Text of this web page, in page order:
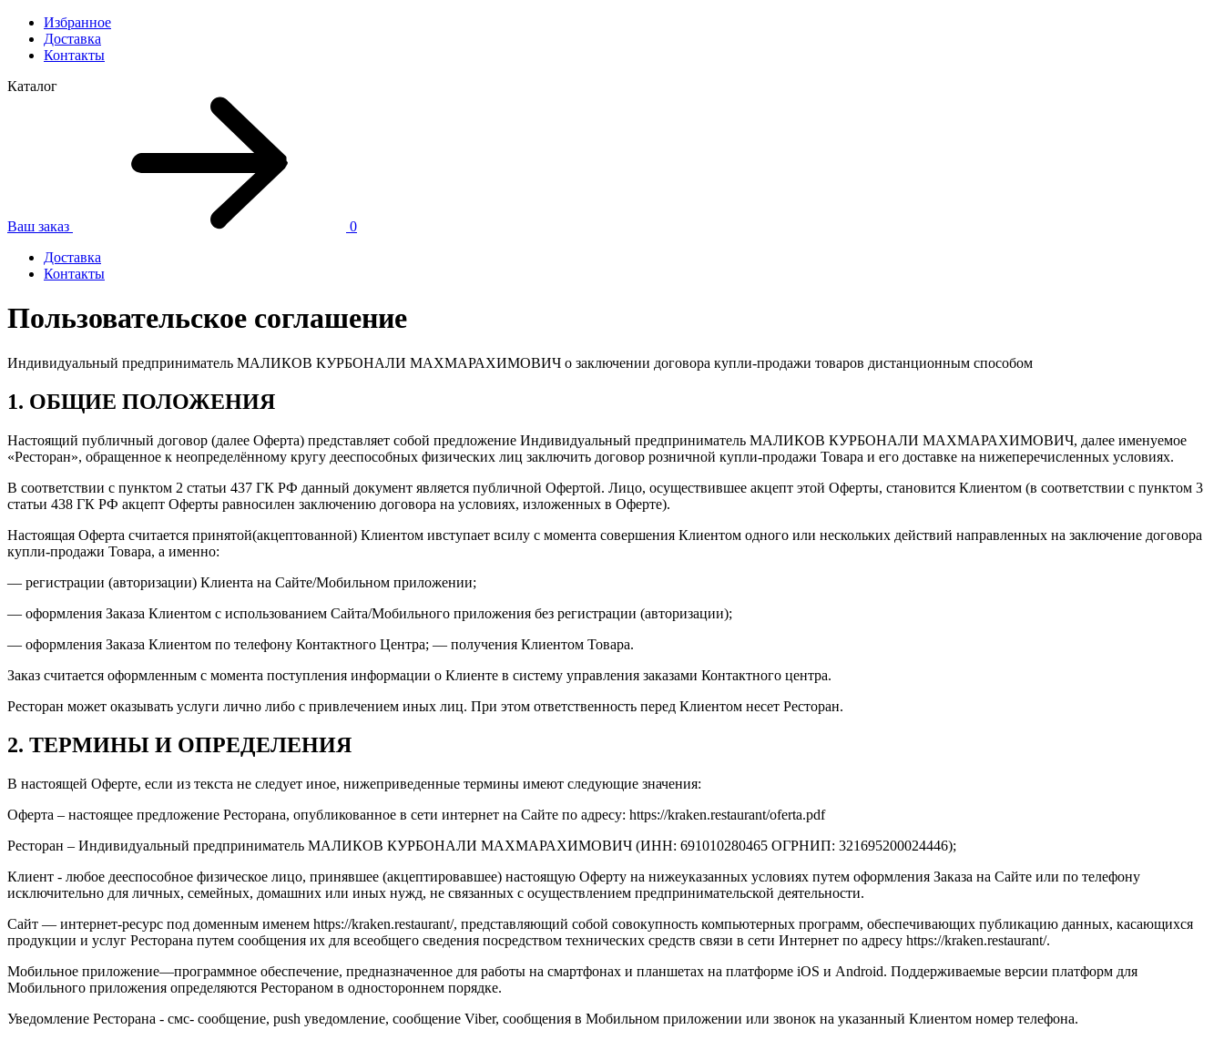
Избранное
Доставка
Контакты
Каталог
Ваш заказ
0
Доставка
Контакты
Пользовательское соглашение
Индивидуальный предприниматель МАЛИКОВ КУРБОНАЛИ МАХМАРАХИМОВИЧ о заключении договора купли-продажи товаров дистанционным способом
1. ОБЩИЕ ПОЛОЖЕНИЯ
Настоящий публичный договор (далее Оферта) представляет собой предложение Индивидуальный предприниматель МАЛИКОВ КУРБОНАЛИ МАХМАРАХИМОВИЧ, далее именуемое
«Ресторан», обращенное к неопределённому кругу дееспособных физических лиц заключить договор розничной купли-продажи Товара и его доставке на нижеперечисленных условиях.
В соответствии с пунктом 2 статьи 437 ГК РФ данный документ является публичной Офертой. Лицо, осуществившее акцепт этой Оферты, становится Клиентом (в соответствии с пунктом 3
статьи 438 ГК РФ акцепт Оферты равносилен заключению договора на условиях, изложенных в Оферте).
Настоящая Оферта считается принятой(акцептованной) Клиентом ивступает всилу с момента совершения Клиентом одного или нескольких действий направленных на заключение договора
купли-продажи Товара, а именно:
— регистрации (авторизации) Клиента на Сайте/Мобильном приложении;
— оформления Заказа Клиентом с использованием Сайта/Мобильного приложения без регистрации (авторизации);
— оформления Заказа Клиентом по телефону Контактного Центра; — получения Клиентом Товара.
Заказ считается оформленным с момента поступления информации о Клиенте в систему управления заказами Контактного центра.
Ресторан может оказывать услуги лично либо с привлечением иных лиц. При этом ответственность перед Клиентом несет Ресторан.
2. ТЕРМИНЫ И ОПРЕДЕЛЕНИЯ
В настоящей Оферте, если из текста не следует иное, нижеприведенные термины имеют следующие значения:
Оферта – настоящее предложение Ресторана, опубликованное в сети интернет на Сайте по адресу: https://kraken.restaurant/oferta.pdf
Ресторан – Индивидуальный предприниматель МАЛИКОВ КУРБОНАЛИ МАХМАРАХИМОВИЧ (ИНН: 691010280465 ОГРНИП: 321695200024446);
Клиент - любое дееспособное физическое лицо, принявшее (акцептировавшее) настоящую Оферту на нижеуказанных условиях путем оформления Заказа на Сайте или по телефону
исключительно для личных, семейных, домашних или иных нужд, не связанных с осуществлением предпринимательской деятельности.
Сайт — интернет-ресурс под доменным именем https://kraken.restaurant/, представляющий собой совокупность компьютерных программ, обеспечивающих публикацию данных, касающихся
продукции и услуг Ресторана путем сообщения их для всеобщего сведения посредством технических средств связи в сети Интернет по адресу https://kraken.restaurant/.
Мобильное приложение—программное обеспечение, предназначенное для работы на смартфонах и планшетах на платформе iOS и Android. Поддерживаемые версии платформ для
Мобильного приложения определяются Рестораном в одностороннем порядке.
Уведомление Ресторана - смс- сообщение, push уведомление, сообщение Viber, сообщения в Мобильном приложении или звонок на указанный Клиентом номер телефона.